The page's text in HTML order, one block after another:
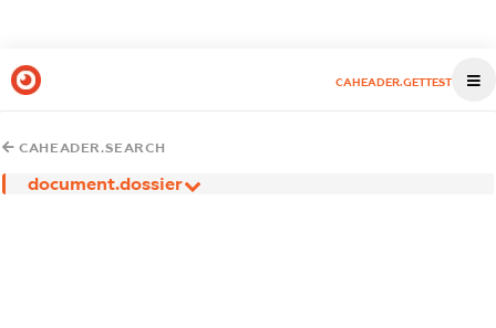
CAHEADER.GETTEST
CAHEADER.SEARCH
document.dossier